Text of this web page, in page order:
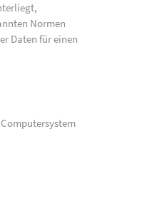
Normen
Daten für einen